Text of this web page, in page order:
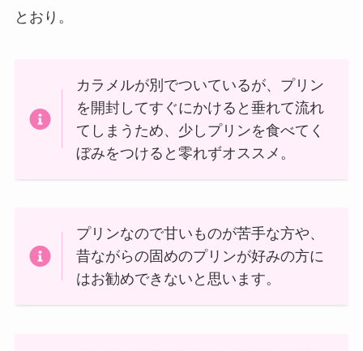
とおり。
カラメルが別でついているが、プリン
を開封してすぐにかけると垂れて流れ
てしまうため、少しプリンを食べてく
ぼみをつけると零れずオススメ。
プリンなので甘いものが苦手な方や、
昔ながらの固めのプリンが好みの方に
はお勧めできないと思います。